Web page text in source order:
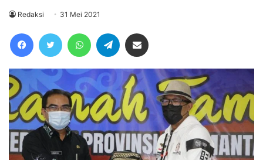
Redaksi 31 Mei 2021
FacebookTwitter WhatsAppTelegram